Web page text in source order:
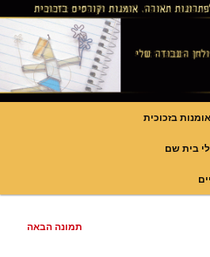
תאורה וסטודיו
ויטראזים לחלונות ולמחיצות דקורטיביות, קורסים
אומנות בזכוכית
בית שם
תמונה הבאה